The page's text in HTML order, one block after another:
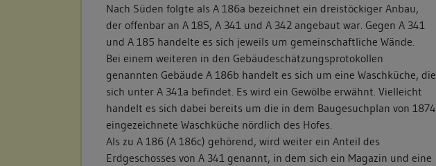
Nach Süden folgte als A 186a bezeichnet ein dreistöckiger Anbau,
der offenbar an A 185, A 341 und A 342 angebaut war. Gegen A 341
und A 185 handelte es sich jeweils um gemeinschaftliche Wände.
Bei einem weiteren in den Gebäudeschätzungsprotokollen
genannten Gebäude A 186b handelt es sich um eine Waschküche, die
sich unter A 341a befindet. Es wird ein Gewölbe erwähnt. Vielleicht
handelt es sich dabei bereits um die in dem Baugesuchplan von 1874
eingezeichnete Waschküche nördlich des Hofes.
Als zu A 186 (A 186c) gehörend, wird weiter ein Anteil des
Erdgeschosses von A 341 genannt, in dem sich ein Magazin und eine